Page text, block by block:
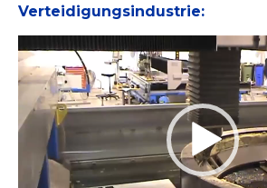
Verteidigungsindustrie:
Video-
Player